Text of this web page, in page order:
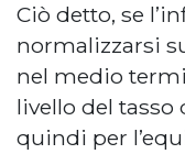
Ciò detto, se
normalizzarsi
nel medio
livello del tasso
quindi per